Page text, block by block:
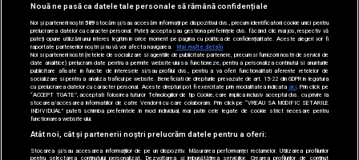
drepturile rezervate.
Nouă ne pasă ca datele tale personale să rămână confidențiale
Noi și partenerii noștri589stocăm și/sau accesăm informații pe dispozitivul dvs., precum identificatorii cookie unici pentru
prelucrarea datelor cu caracter personal. Puteți accepta sau gestiona preferințele dvs. făcând clic mai jos, respectiv vă
puteți opune utilizării unui interes legitim în orice moment pe pagina cu politica de confidențialitate. Aceste alegeri vor fi
raportate partenerilor noștri și nu vă vor afecta navigarea.
Mai multe detalii
Noi si partenerii nostri (retelele de socializare si agentiile de publicitate partenere, precum si furnizorii nostri de servicii de
date analitice) prelucram date pentru a permite website-ului sa functioneze, pentru a personaliza continutul si anunturile
publicitare afisate in functie de interesele si/sau profilul dvs., pentru a va oferi functionalitati aferente retelelor de
socializare si pentru a analiza traficul pe website. Beneficiati de drepturile prevazute de art. 15-22 din GDPR in legatura
cu prelucrarea datelor cu caracter personal. Aceste drepturi pot fi exercitate prin modalitatea indicataaici . Prin click pe
“ACCEPT TOATE”, acceptati folosirea tuturor Tehnologiilor de tip Cookie, care implica inclusiv acceptul dvs. cu privire la
stocarea/accesarea informatiilor de catre Vendor-ii cu care colaboram. Prin click pe “VREAU SA MODIFIC SETARILE
INDIVIDUAL” puteti schimba preferintele in mod individual, mai putin cele legate de cookie strict necesare pentru
functionarea website-ului.
Atât noi, cât și partenerii noștri prelucrăm datele pentru a oferi:
Stocarea și/sau accesarea informațiilor de pe un dispozitiv. Măsurarea performanței reclamelor. Utilizarea profilurilor
pentru selectarea conținutului personalizat. Dezvoltarea și îmbunătățirea serviciilor. Crearea profilurilor de conținut